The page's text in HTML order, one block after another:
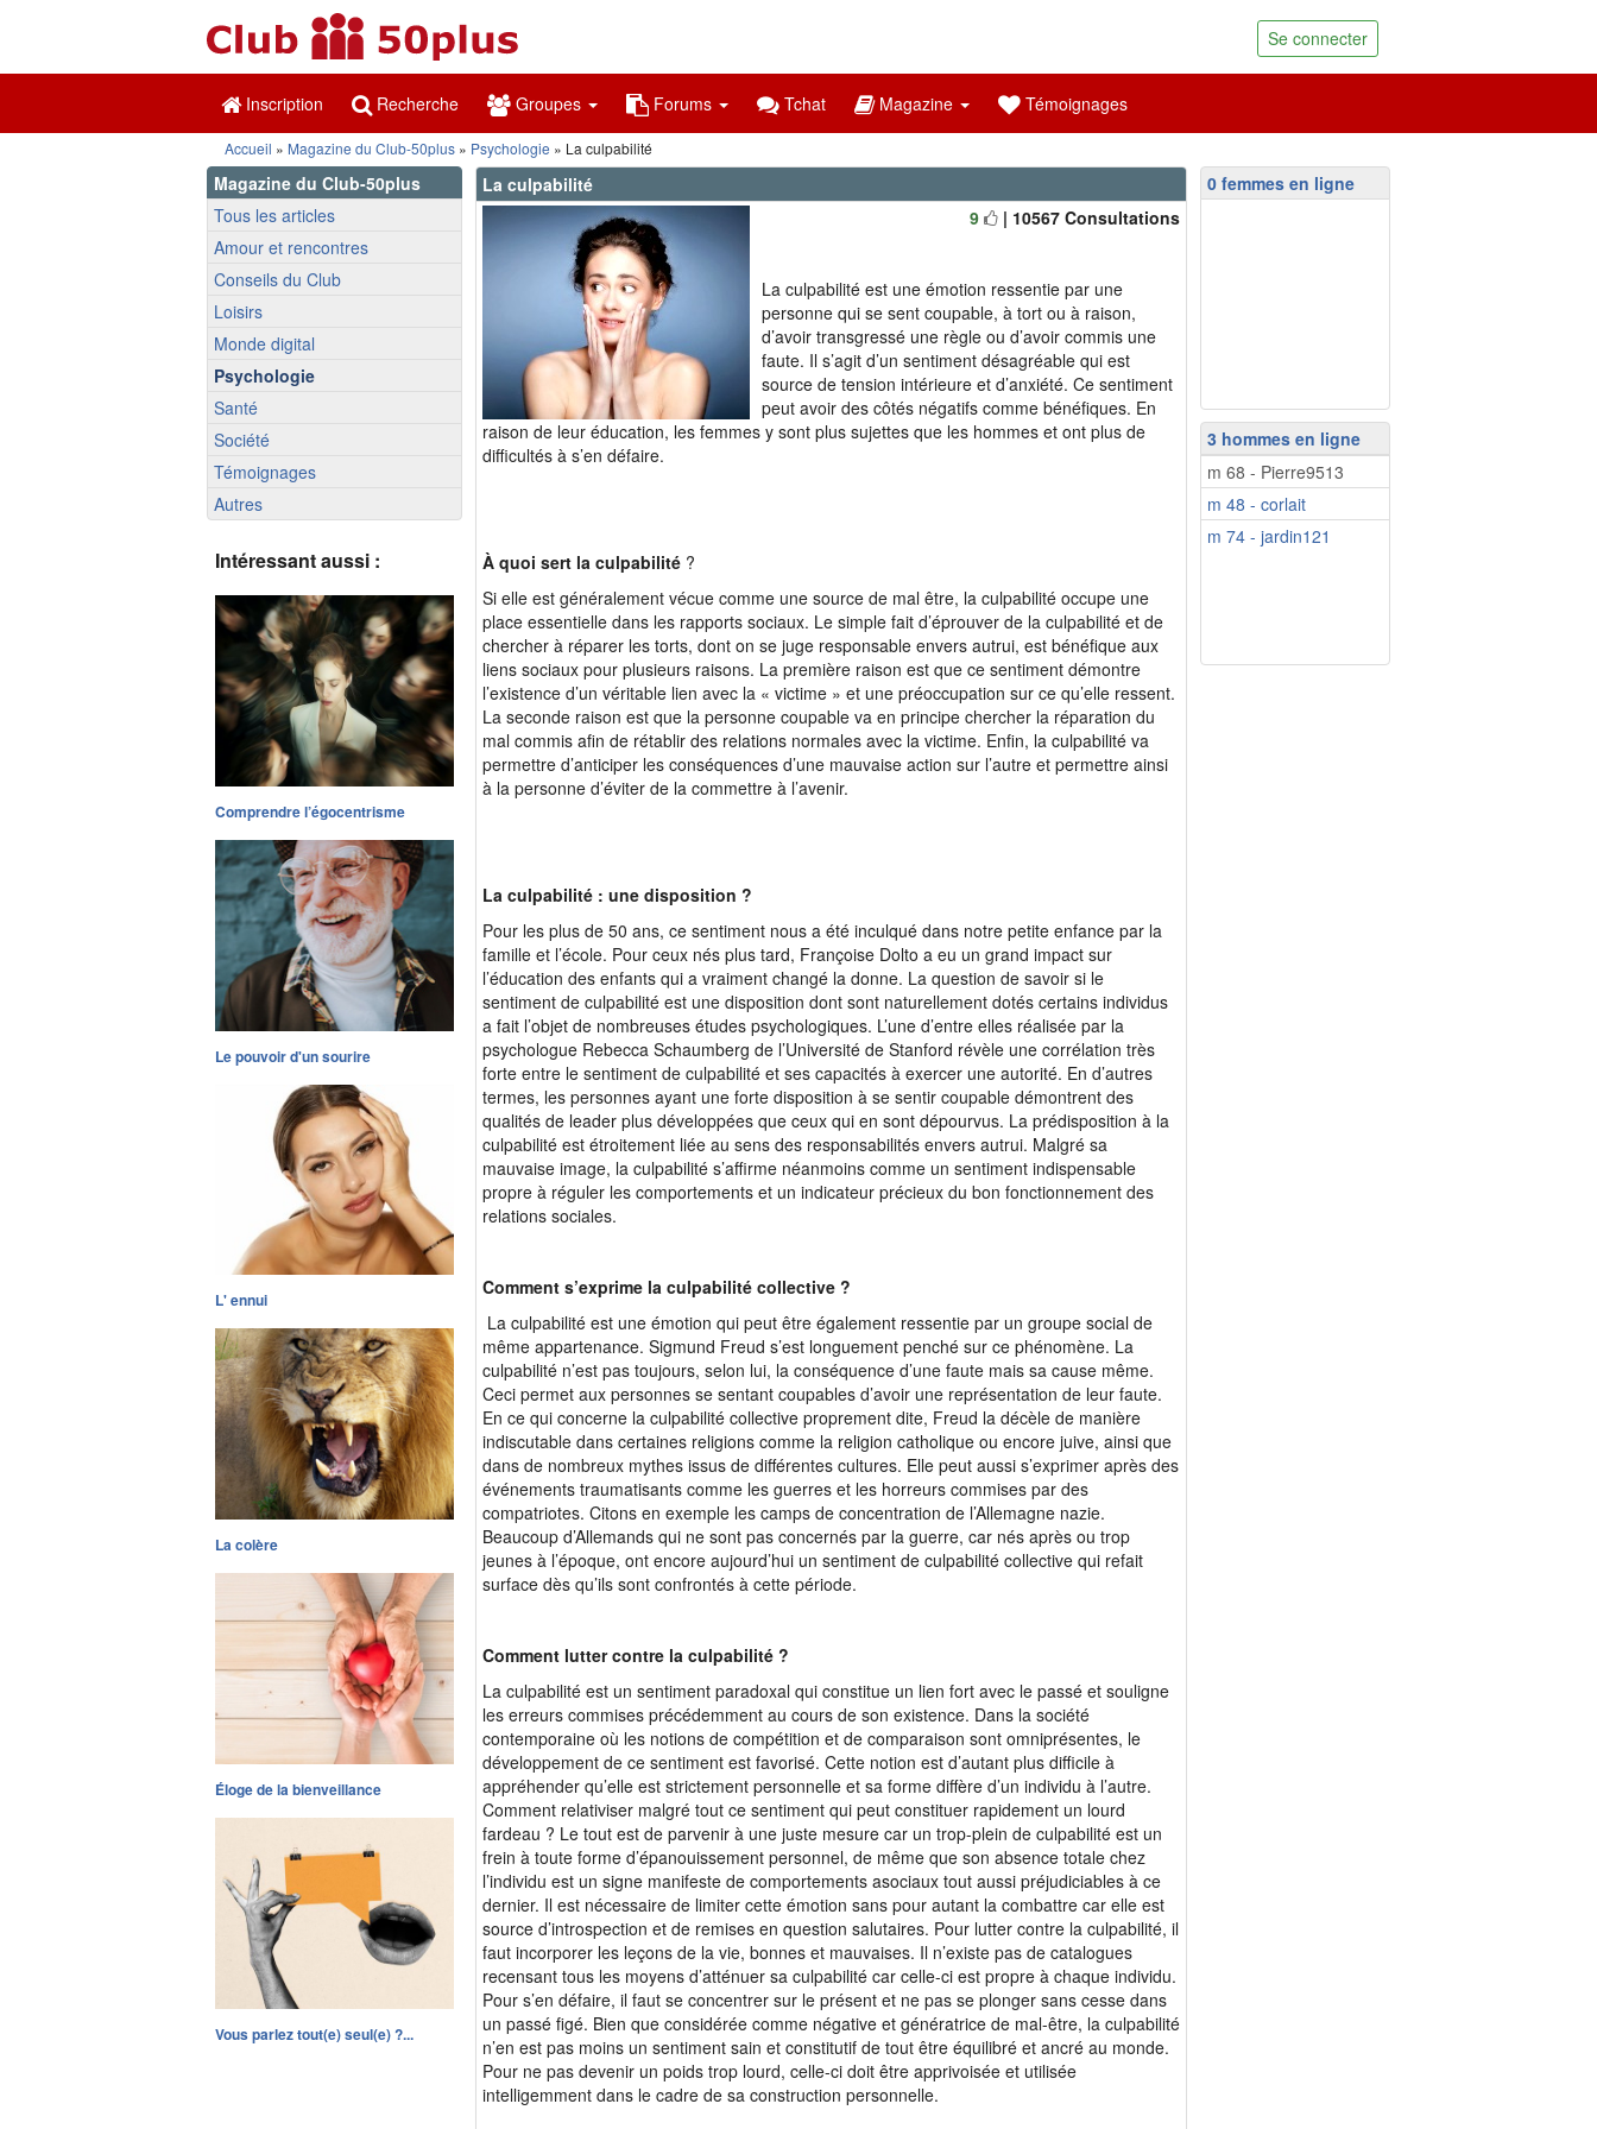
Se connecter
Inscription Recherche Groupes Forums Tchat Magazine Témoignages
Accueil » Magazine du Club-50plus » Psychologie » La culpabilité
Magazine du Club-50plus
Tous les articles
Amour et rencontres
Conseils du Club
Loisirs
Monde digital
Psychologie
Santé
Société
Témoignages
Autres
Intéressant aussi :
Comprendre l’égocentrisme
Le pouvoir d'un sourire
L' ennui
La colère
Éloge de la bienveillance
Vous parlez tout(e) seul(e) ?...
La culpabilité
9
| 10567 Consultations
La culpabilité est une émotion ressentie par une
personne qui se sent coupable, à tort ou à raison,
d’avoir transgressé une règle ou d’avoir commis une
faute. Il s’agit d’un sentiment désagréable qui est
source de tension intérieure et d’anxiété. Ce sentiment
peut avoir des côtés négatifs comme bénéfiques. En
raison de leur éducation, les femmes y sont plus sujettes que les hommes et ont plus de
difficultés à s’en défaire.
À quoi sert la culpabilité ?
Si elle est généralement vécue comme une source de mal être, la culpabilité occupe une
place essentielle dans les rapports sociaux. Le simple fait d’éprouver de la culpabilité et de
chercher à réparer les torts, dont on se juge responsable envers autrui, est bénéfique aux
liens sociaux pour plusieurs raisons. La première raison est que ce sentiment démontre
l’existence d’un véritable lien avec la « victime » et une préoccupation sur ce qu’elle ressent.
La seconde raison est que la personne coupable va en principe chercher la réparation du
mal commis afin de rétablir des relations normales avec la victime. Enfin, la culpabilité va
permettre d’anticiper les conséquences d’une mauvaise action sur l’autre et permettre ainsi
à la personne d’éviter de la commettre à l’avenir.
La culpabilité : une disposition ?
Pour les plus de 50 ans, ce sentiment nous a été inculqué dans notre petite enfance par la
famille et l’école. Pour ceux nés plus tard, Françoise Dolto a eu un grand impact sur
l’éducation des enfants qui a vraiment changé la donne. La question de savoir si le
sentiment de culpabilité est une disposition dont sont naturellement dotés certains individus
a fait l’objet de nombreuses études psychologiques. L’une d’entre elles réalisée par la
psychologue Rebecca Schaumberg de l’Université de Stanford révèle une corrélation très
forte entre le sentiment de culpabilité et ses capacités à exercer une autorité. En d’autres
termes, les personnes ayant une forte disposition à se sentir coupable démontrent des
qualités de leader plus développées que ceux qui en sont dépourvus. La prédisposition à la
culpabilité est étroitement liée au sens des responsabilités envers autrui. Malgré sa
mauvaise image, la culpabilité s’affirme néanmoins comme un sentiment indispensable
propre à réguler les comportements et un indicateur précieux du bon fonctionnement des
relations sociales.
Comment s’exprime la culpabilité collective ?
La culpabilité est une émotion qui peut être également ressentie par un groupe social de
même appartenance. Sigmund Freud s’est longuement penché sur ce phénomène. La
culpabilité n’est pas toujours, selon lui, la conséquence d’une faute mais sa cause même.
Ceci permet aux personnes se sentant coupables d’avoir une représentation de leur faute.
En ce qui concerne la culpabilité collective proprement dite, Freud la décèle de manière
indiscutable dans certaines religions comme la religion catholique ou encore juive, ainsi que
dans de nombreux mythes issus de différentes cultures. Elle peut aussi s’exprimer après des
événements traumatisants comme les guerres et les horreurs commises par des
compatriotes. Citons en exemple les camps de concentration de l’Allemagne nazie.
Beaucoup d’Allemands qui ne sont pas concernés par la guerre, car nés après ou trop
jeunes à l’époque, ont encore aujourd’hui un sentiment de culpabilité collective qui refait
surface dès qu’ils sont confrontés à cette période.
Comment lutter contre la culpabilité ?
La culpabilité est un sentiment paradoxal qui constitue un lien fort avec le passé et souligne
les erreurs commises précédemment au cours de son existence. Dans la société
contemporaine où les notions de compétition et de comparaison sont omniprésentes, le
développement de ce sentiment est favorisé. Cette notion est d’autant plus difficile à
appréhender qu’elle est strictement personnelle et sa forme diffère d’un individu à l’autre.
Comment relativiser malgré tout ce sentiment qui peut constituer rapidement un lourd
fardeau ? Le tout est de parvenir à une juste mesure car un trop-plein de culpabilité est un
frein à toute forme d’épanouissement personnel, de même que son absence totale chez
l’individu est un signe manifeste de comportements asociaux tout aussi préjudiciables à ce
dernier. Il est nécessaire de limiter cette émotion sans pour autant la combattre car elle est
source d’introspection et de remises en question salutaires. Pour lutter contre la culpabilité, il
faut incorporer les leçons de la vie, bonnes et mauvaises. Il n’existe pas de catalogues
recensant tous les moyens d’atténuer sa culpabilité car celle-ci est propre à chaque individu.
Pour s’en défaire, il faut se concentrer sur le présent et ne pas se plonger sans cesse dans
un passé figé. Bien que considérée comme négative et génératrice de mal-être, la culpabilité
n’en est pas moins un sentiment sain et constitutif de tout être équilibré et ancré au monde.
Pour ne pas devenir un poids trop lourd, celle-ci doit être apprivoisée et utilisée
intelligemment dans le cadre de sa construction personnelle.
0 femmes en ligne
3 hommes en ligne
m 68 - Pierre9513
m 48 - corlait
m 74 - jardin121